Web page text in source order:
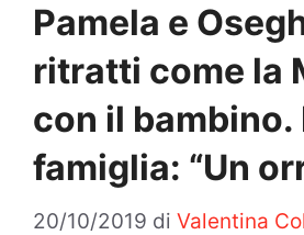
Pamela e
ritratti come la
con il bambino.
famiglia: “Un
20/10/2019 di Valentina